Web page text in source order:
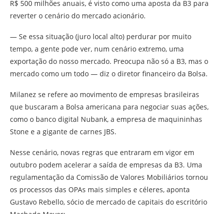
R$ 500 milhões anuais, é visto como uma aposta da B3 para
reverter o cenário do mercado acionário.
— Se essa situação (juro local alto) perdurar por muito
tempo, a gente pode ver, num cenário extremo, uma
exportação do nosso mercado. Preocupa não só a B3, mas o
mercado como um todo — diz o diretor financeiro da Bolsa.
Milanez se refere ao movimento de empresas brasileiras
que buscaram a Bolsa americana para negociar suas ações,
como o banco digital Nubank, a empresa de maquininhas
Stone e a gigante de carnes JBS.
Nesse cenário, novas regras que entraram em vigor em
outubro podem acelerar a saída de empresas da B3. Uma
regulamentação da Comissão de Valores Mobiliários tornou
os processos das OPAs mais simples e céleres, aponta
Gustavo Rebello, sócio de mercado de capitais do escritório